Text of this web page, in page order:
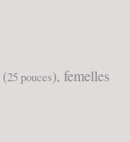
(25 pouces), femelles